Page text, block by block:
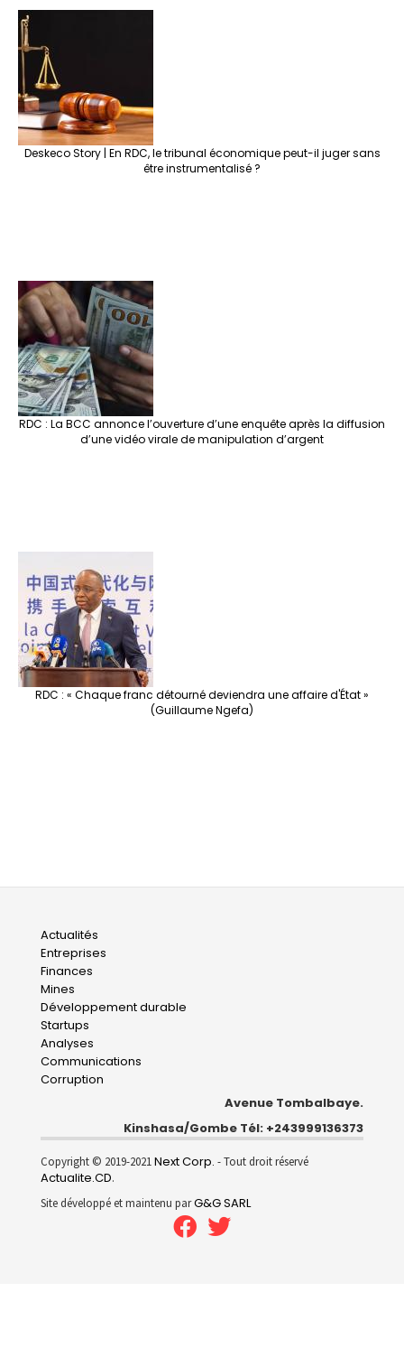
Deskeco Story | En RDC, le tribunal économique peut-il juger sans
être instrumentalisé ?
RDC : La BCC annonce l’ouverture d’une enquête après la diffusion
d’une vidéo virale de manipulation d’argent
RDC : « Chaque franc détourné deviendra une affaire d'État »
(Guillaume Ngefa)
Main
navigation
Actualités
Entreprises
Finances
Mines
Développement durable
Startups
Analyses
Communications
Corruption
Avenue Tombalbaye.
Kinshasa/Gombe Tél: +243999136373
Copyright © 2019-2021Next Corp. - Tout droit réservé
Actualite.CD.
Site développé et maintenu parG&G SARL